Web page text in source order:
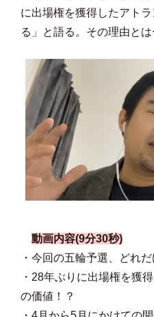
に出場権を獲得したアト
る」と語る。その理由と
動画内容(9分30秒)
・今回の五輪予選、どれ
・28年ぶりに出場権を獲
の価値！？